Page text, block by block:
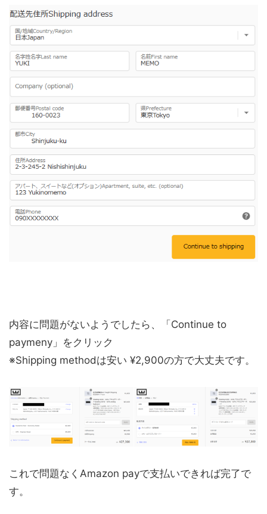
内容に問題がないようでしたら、「 Continue to
paymeny 」をクリック
※Shipping methodは安い ¥2,900の方で大丈夫です。
これで問題なくAmazon payで支払いできれば完了で
す。